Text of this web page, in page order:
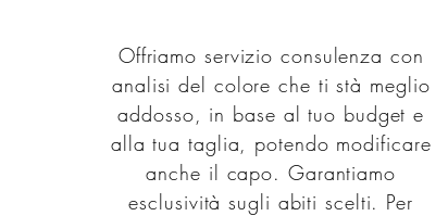
Offriamo servizio consulenza con
analisi del colore che ti stà meglio
addosso, in base al tuo budget e
alla tua taglia, potendo modificare
anche il capo. Garantiamo
esclusività sugli abiti scelti. Per